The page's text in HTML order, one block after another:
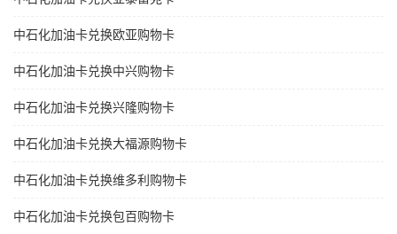
中石化加油卡兑换欧亚购物卡
中石化加油卡兑换中兴购物卡
中石化加油卡兑换兴隆购物卡
中石化加油卡兑换大福源购物卡
中石化加油卡兑换维多利购物卡
中石化加油卡兑换包百购物卡